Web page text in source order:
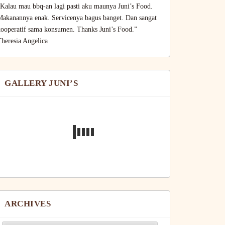
mau bbq-an lagi pasti aku maunya Juni’s Food.
enak. Servicenya bagus banget. Dan sangat
sama konsumen. Thanks Juni’s Food.”
Angelica
GALLERY JUNI’S
ARCHIVES